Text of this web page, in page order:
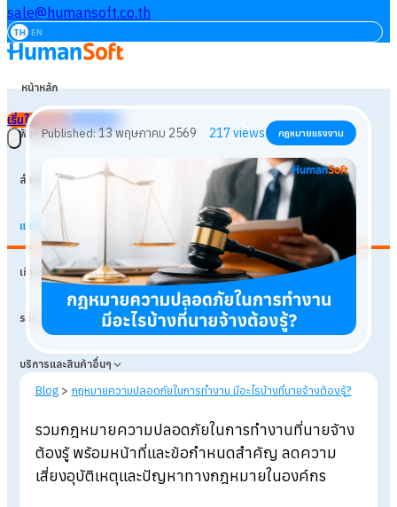
sale@humansoft.co.th
TH EN
หน้าหลัก
ฟังก์ชัน
สำหรับธุรกิจ
แหล่งเรียนรู้
เกี่ยวกับเรา
ราคา
บริการและสินค้าอื่นๆ
เริ่มใช้งานฟรี
Published:13 พฤษภาคม 2569 217views กฎหมายแรงงาน